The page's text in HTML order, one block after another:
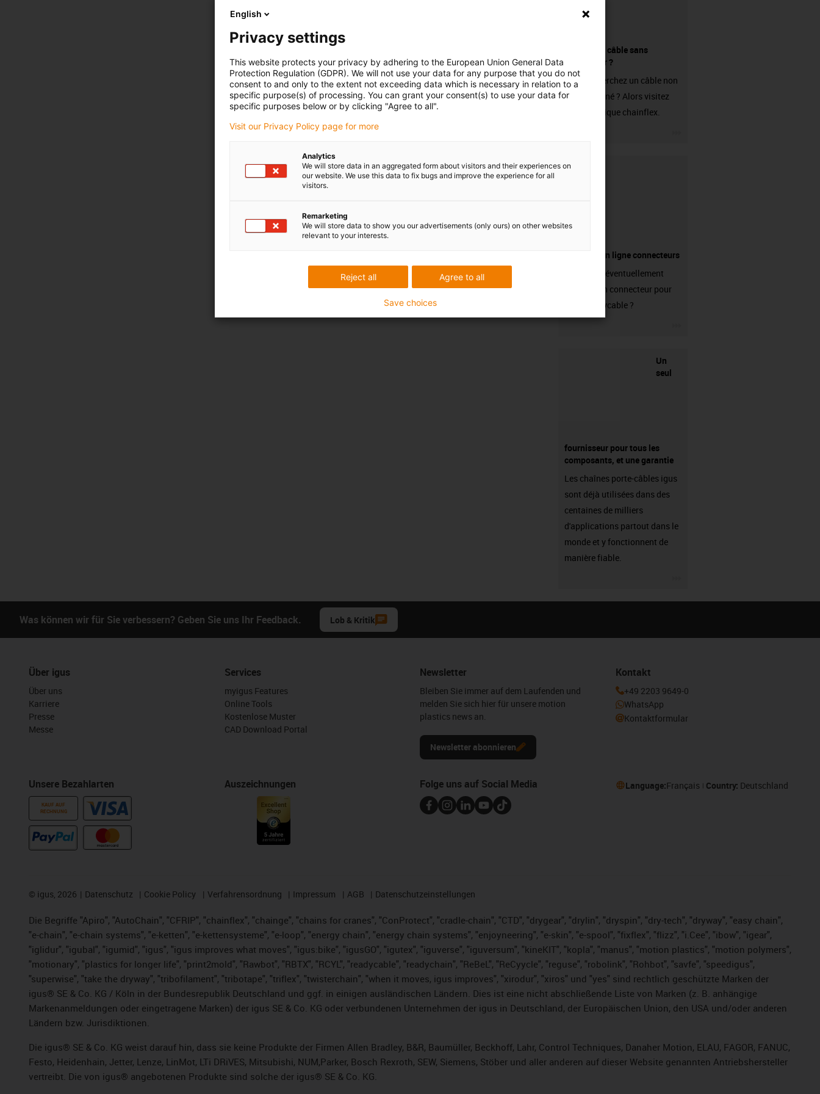
Acheter un câble sans
connecteur ?
Vous recherchez un câble non
confectionné ? Alors visitez
notre boutique chainflex.
Boutique en ligne connecteurs
Avez-vous éventuellement
besoin d'un connecteur pour
votre readycable ?
Un
seul
fournisseur pour tous les
composants, et une garantie
Les chaînes porte-câbles igus
sont déjà utilisées dans des
centaines de milliers
d'applications partout dans le
monde et y fonctionnent de
manière fiable.
Was können wir für Sie verbessern? Geben Sie uns Ihr Feedback. Lob & Kritik
Über igus
Über uns
Karriere
Presse
Messe
Unsere Bezahlarten
KAUF AUF
RECHNUNG
Services
myigus Features
Online Tools
Kostenlose Muster
CAD Download Portal
Auszeichnungen
Newsletter
Bleiben Sie immer auf dem Laufenden und
melden Sie sich hier für unsere motion
plastics news an.
Newsletter abonnieren
Kontakt
+49 2203 9649-0
WhatsApp
Kontaktformular
Folge uns auf Social Media Language:Français Country: Deutschland
© igus, 2026 Datenschutz Cookie Policy Verfahrensordnung Impressum AGB Datenschutzeinstellungen
Die Begriffe "Apiro", "AutoChain", "CFRIP", "chainflex", "chainge", "chains for cranes", "ConProtect", "cradle-chain", "CTD", "drygear", "drylin", "dryspin", "dry-tech", "dryway", "easy chain",
"e-chain", "e-chain systems", "e-ketten", "e-kettensysteme", "e-loop", "energy chain", "energy chain systems", "enjoyneering", "e-skin", "e-spool", "fixflex", "flizz", "i.Cee", "ibow", "igear",
"iglidur", "igubal", "igumid", "igus", "igus improves what moves", "igus:bike", "igusGO", "igutex", "iguverse", "iguversum", "kineKIT", "kopla", "manus", "motion plastics", "motion polymers",
"motionary", "plastics for longer life", "print2mold", "Rawbot", "RBTX", "RCYL", "readycable", "readychain", "ReBeL", "ReCyycle", "reguse", "robolink", "Rohbot", "savfe", "speedigus",
"superwise", "take the dryway", "tribofilament", "tribotape", "triflex", "twisterchain", "when it moves, igus improves", "xirodur", "xiros" und "yes" sind rechtlich geschützte Marken der
igus® SE & Co. KG / Köln in der Bundesrepublik Deutschland und ggf. in einigen ausländischen Ländern. Dies ist eine nicht abschließende Liste von Marken (z. B. anhängige
Markenanmeldungen oder eingetragene Marken) der igus SE & Co. KG oder verbundenen Unternehmen der igus in Deutschland, der Europäischen Union, den USA und/oder anderen
Ländern bzw. Jurisdiktionen.
Die igus® SE & Co. KG weist darauf hin, dass sie keine Produkte der Firmen Allen Bradley, B&R, Baumüller, Beckhoff, Lahr, Control Techniques, Danaher Motion, ELAU, FAGOR, FANUC,
Festo, Heidenhain, Jetter, Lenze, LinMot, LTi DRiVES, Mitsubishi, NUM,Parker, Bosch Rexroth, SEW, Siemens, Stöber und aller anderen auf dieser Website genannten Antriebshersteller
vertreibt. Die von igus® angebotenen Produkte sind solche der igus® SE & Co. KG.
English
Privacy settings
This website protects your privacy by adhering to the European Union General Data
Protection Regulation (GDPR). We will not use your data for any purpose that you do not
consent to and only to the extent not exceeding data which is necessary in relation to a
specific purpose(s) of processing. You can grant your consent(s) to use your data for
specific purposes below or by clicking "Agree to all".
Visit our Privacy Policy page for more
Analytics
We will store data in an aggregated form about visitors and their experiences on
our website. We use this data to fix bugs and improve the experience for all
visitors.
Remarketing
We will store data to show you our advertisements (only ours) on other websites
relevant to your interests.
Agree to all
Reject all
Save choices